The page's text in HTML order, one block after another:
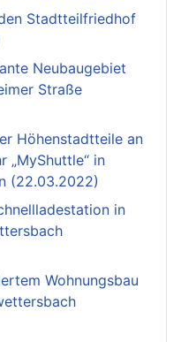
Stadtteilfriedhof
Neubaugebiet
Straße
Höhenstadtteile an
„MyShuttle“ in
(22.03.2022)
in
Wohnungsbau